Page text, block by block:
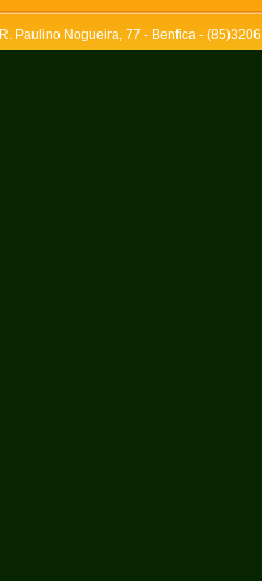
R. Paulino Nogueira, 77 - Benfica -